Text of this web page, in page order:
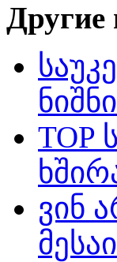
Другие
TOP
ვინ